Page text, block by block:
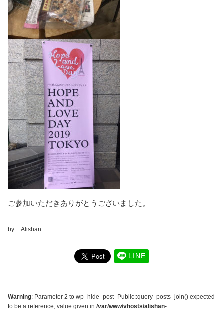
ご参加いただきありがとうございました。
by Alishan
LINE
Warning: Parameter 2 to wp_hide_post_Public::query_posts_join() expected
to be a reference, value given in /var/www/vhosts/alishan-